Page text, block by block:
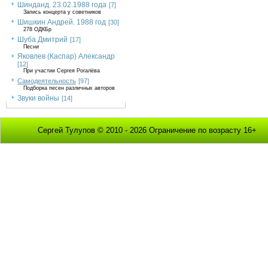
Шинданд. 23.02.1988 года [7]
Запись концерта у советников
Шишкин Андрей. 1988 год [30]
278 ОДКБр
Шуба Дмитрий [17]
Песни
Яковлев (Каспар) Александр
[12]
При участии Сергея Рогалёва
Самодеятельность [97]
Подборка песен различных авторов
Звуки войны [14]
Сергей Тулупов © 2010 - 2026 Ограничение по возрасту 16+